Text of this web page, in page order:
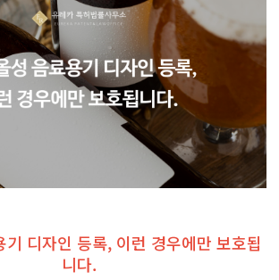
기 디자인 등록, 이런 경우에만 보호됩
니다.